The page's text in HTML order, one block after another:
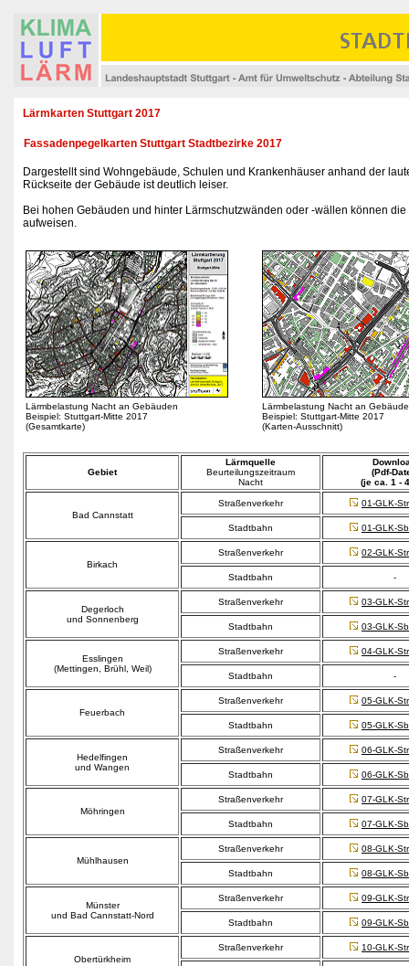
Lärmkarten Stuttgart 2017
Fassadenpegelkarten Stuttgart Stadtbezirke 2017
Dargestellt sind Wohngebäude, Schulen und Krankenhäuser anhand der
Rückseite der Gebäude ist deutlich leiser.
Bei hohen Gebäuden und hinter Lärmschutzwänden oder -wällen können
aufweisen.
Lärmbelastung Nacht an Gebäuden
Beispiel: Stuttgart-Mitte 2017
(Gesamtkarte)
Lärmbelastung Nacht an
Beispiel: Stuttgart-Mitte 2017
(Karten-Ausschnitt)
Gebiet
Lärmquelle
Beurteilungszeitraum
Nacht
(Pdf-
(je ca. 1 -
Bad Cannstatt
Straßenverkehr 01-GLK-
Stadtbahn 01-GLK-
Birkach
Straßenverkehr 02-GLK-
Stadtbahn -
Degerloch
und Sonnenberg
Straßenverkehr 03-GLK-
Stadtbahn 03-GLK-
Esslingen
(Mettingen, Brühl, Weil)
Straßenverkehr 04-GLK-
Stadtbahn -
Feuerbach
Straßenverkehr 05-GLK-
Stadtbahn 05-GLK-
Hedelfingen
und Wangen
Straßenverkehr 06-GLK-
Stadtbahn 06-GLK-
Möhringen
Straßenverkehr 07-GLK-
Stadtbahn 07-GLK-
Mühlhausen
Straßenverkehr 08-GLK-
Stadtbahn 08-GLK-
Münster
und Bad Cannstatt-Nord
Straßenverkehr 09-GLK-
Stadtbahn 09-GLK-
Obertürkheim
Straßenverkehr 10-GLK-